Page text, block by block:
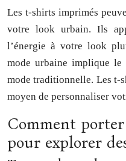
Les t-shirts imprimés
votre look urbain. Ils
l’énergie à votre look
mode urbaine implique
mode traditionnelle. Les t-
moyen de personnaliser
Comment
pour explorer